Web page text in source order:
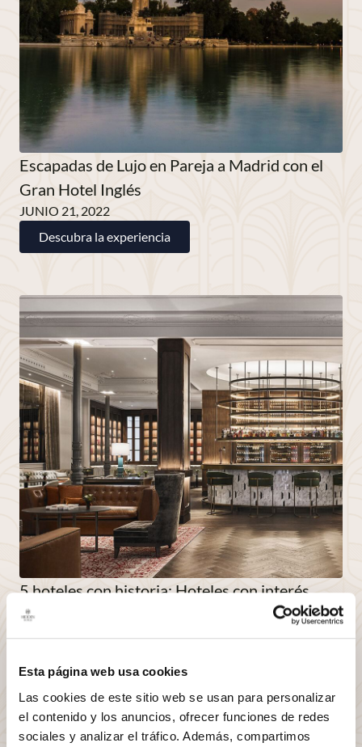
Esta página web usa cookies
Las cookies de este sitio web se usan para personalizar
el contenido y los anuncios, ofrecer funciones de redes
sociales y analizar el tráfico. Además, compartimos
Escapadas de Lujo en Pareja a Madrid con el
Gran Hotel Inglés
JUNIO 21, 2022
Descubra la experiencia
5 hoteles con historia: Hoteles con interés
cultural
MAYO 27, 2022